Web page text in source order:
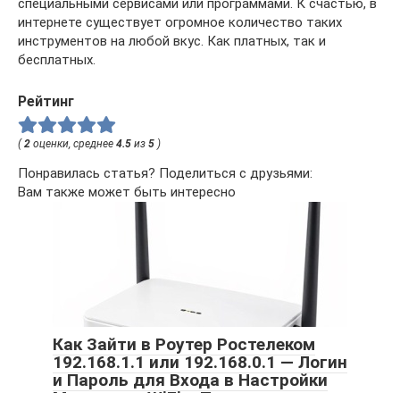
специальными сервисами или программами. К счастью, в
интернете существует огромное количество таких
инструментов на любой вкус. Как платных, так и
бесплатных.
Рейтинг
(2 оценки, среднее 4.5 из 5 )
Понравилась статья? Поделиться с друзьями:
Вам также может быть интересно
Как Зайти в Роутер Ростелеком
192.168.1.1 или 192.168.0.1 — Логин
и Пароль для Входа в Настройки